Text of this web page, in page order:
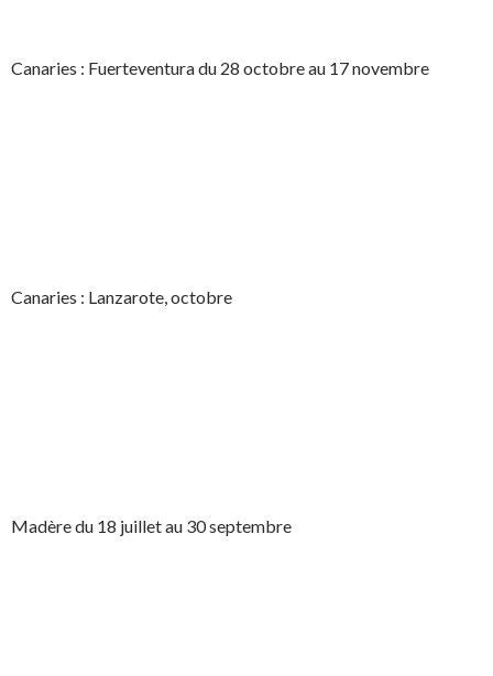
Canaries : Fuerteventura du 28 octobre au 17 novembre
Canaries : Lanzarote, octobre
Madère du 18 juillet au 30 septembre